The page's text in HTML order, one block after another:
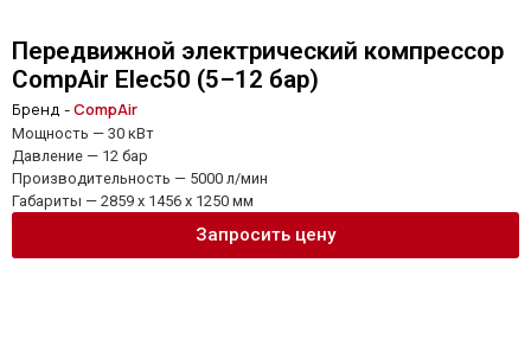
Передвижной электрический компрессор
CompAir Elec50 (5–12 бар)
Бренд -CompAir
Мощность — 30 кВт
Давление — 12 бар
Производительность — 5000 л/мин
Габариты — 2859 x 1456 x 1250 мм
Запросить цену